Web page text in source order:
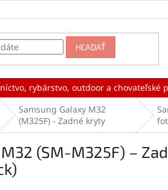
HĽADAŤ
rybárstvo, outdoor a chovateľské
Samsung Galaxy M32
(M325F) - Zadné kryty
(SM-M325F) –